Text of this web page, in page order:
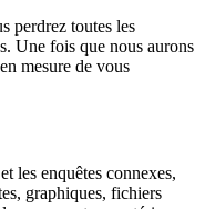
perdrez toutes les
Une fois que nous aurons
mesure de vous
les enquêtes connexes,
graphiques, fichiers